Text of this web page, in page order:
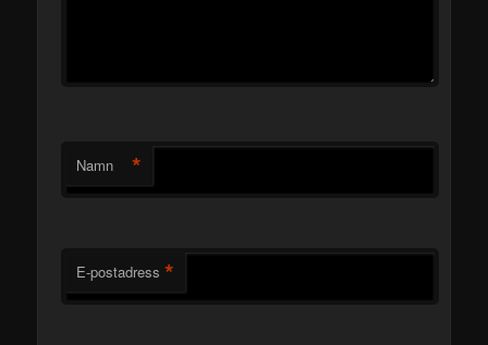
Namn *
E-postadress *